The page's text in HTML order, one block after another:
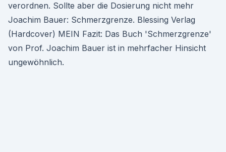
verordnen. Sollte aber die Dosierung nicht mehr
Joachim Bauer: Schmerzgrenze. Blessing Verlag
(Hardcover) MEIN Fazit: Das Buch 'Schmerzgrenze'
von Prof. Joachim Bauer ist in mehrfacher Hinsicht
ungewöhnlich.